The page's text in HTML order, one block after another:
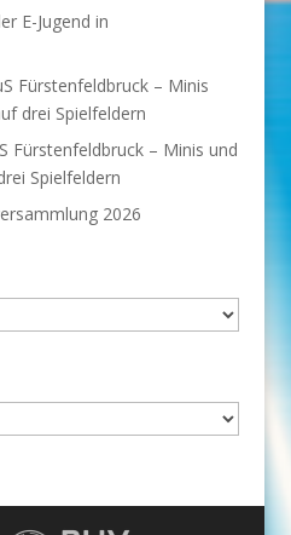
E-Jugend in
Fürstenfeldbruck – Minis
drei Spielfeldern
Fürstenfeldbruck – Minis und
Spielfeldern
2026